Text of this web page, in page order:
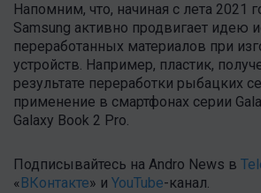
Напомним, что, начиная с лета 2021
Samsung активно продвигает идею
переработанных материалов при
устройств. Например, пластик,
результате переработки рыбацких
применение в смартфонах серии
Galaxy Book 2 Pro.
Подписывайтесь на Andro News в
« ВКонтакте» и YouTube-канал .